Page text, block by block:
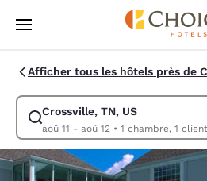
Passer à Contenu Principal
Afficher tous les hôtels près de
Crossville, TN, US
aoû 11 - aoû 12• 1 chambre, 1 client
Modifiez la recherche pour Crossville,